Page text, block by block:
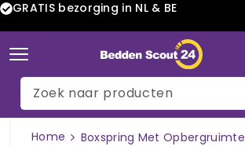
GRATIS bezorging in NL & BE
Home Boxspring Met Opbergruimte